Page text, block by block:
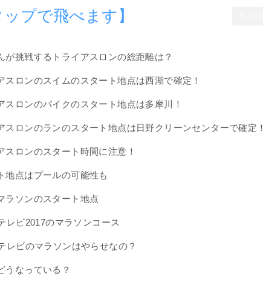
プで飛べます】
が挑戦するトライアスロンの総距離は？
スロンのスイムのスタート地点は西湖で確定！
スロンのバイクのスタート地点は多摩川！
スロンのランのスタート地点は日野クリーンセンターで確定！
スロンのスタート時間に注意！
地点はプールの可能性も
ラソンのスタート地点
レビ2017のマラソンコース
レビのマラソンはやらせなの？
うなっている？